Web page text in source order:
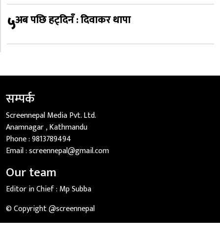
५अब पछि हट्दिनँ : दिवाकर थापा
सम्पर्क
Screennepal Media Pvt. Ltd.
Anamnagar , Kathmandu
Phone :9813789494
Email :screennepal@gmail.com
Our team
Editor in Chief : Mp Subba
© Copyright @screennepal